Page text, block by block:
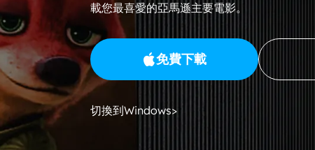
載您最喜愛的亞馬遜主要電影。
免費下載
切換到Windows>